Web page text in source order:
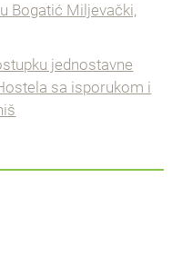
Bogatić Miljevački,
jednostavne
sa isporukom i